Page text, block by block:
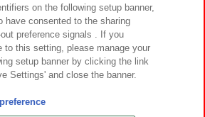
Namco Amusement Inc.
Namco Amusement Lab Inc.
on the following setup banner,
have consented to the sharing
preference signals . If you
to this setting, please manage your
setup banner by clicking the link
Settings' and close the banner.